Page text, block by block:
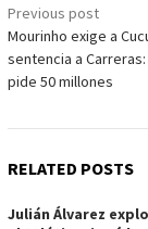
Post
navigation
Previous post
Mourinho exige a
sentencia a
pide 50 millones
RELATED POSTS
Julián Álvarez